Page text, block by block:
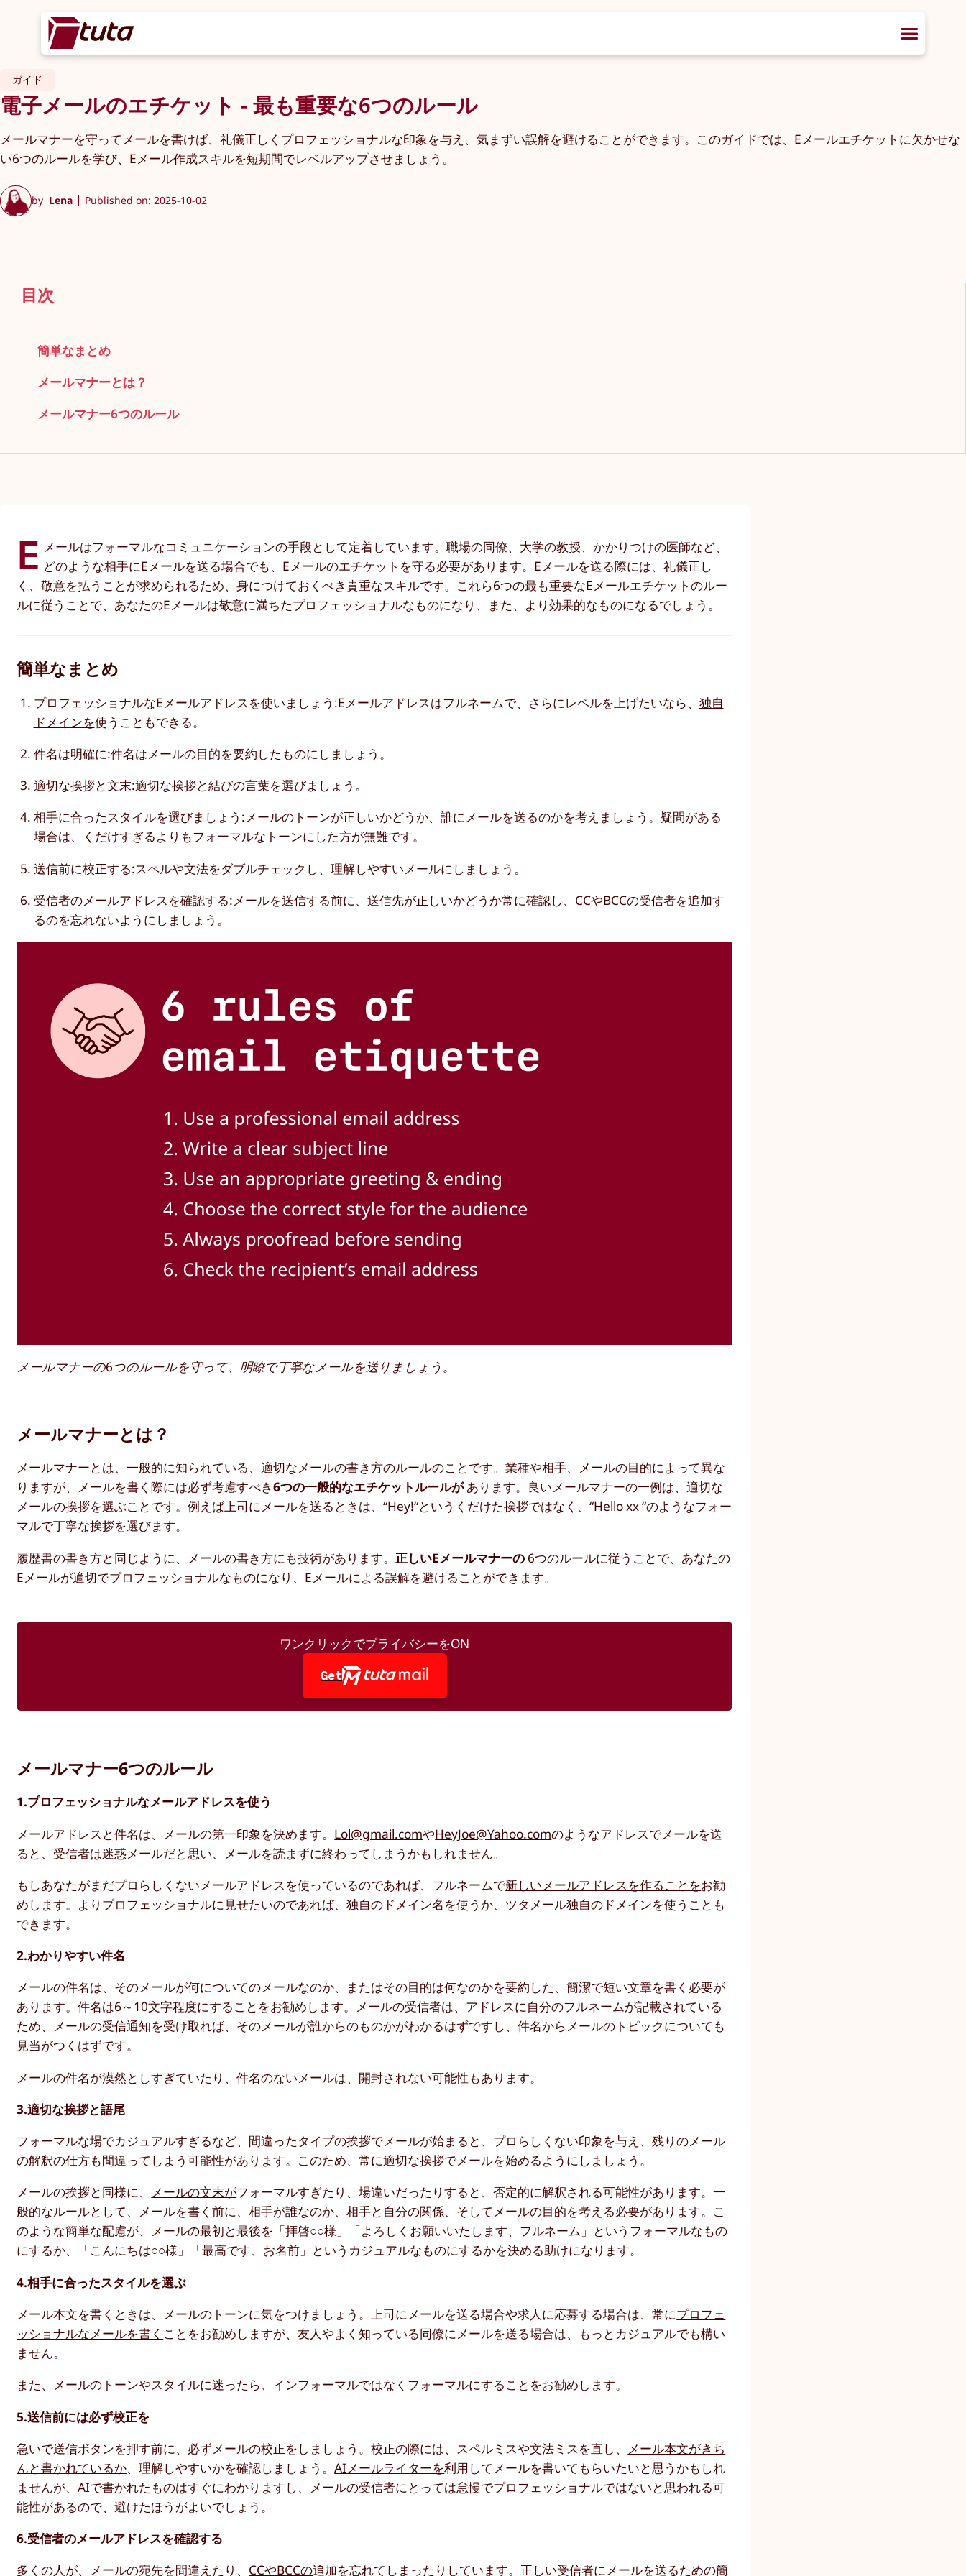
ガイド
電子メールのエチケット - 最も重要な6つのルール
メールマナーを守ってメールを書けば、礼儀正しくプロフェッショナルな印象を与え、気まずい誤解を避けることができます。このガイドでは、Eメールエチケットに欠かせな
い6つのルールを学び、Eメール作成スキルを短期間でレベルアップさせましょう。
by Lena Published on: 2025-10-02
目次
簡単なまとめ
メールマナーとは？
メールマナー6つのルール
E メールはフォーマルなコミュニケーションの手段として定着しています。職場の同僚、大学の教授、かかりつけの医師など、
どのような相手にEメールを送る場合でも、Eメールのエチケットを守る必要があります。Eメールを送る際には、礼儀正し
く、敬意を払うことが求められるため、身につけておくべき貴重なスキルです。これら6つの最も重要なEメールエチケットのルー
ルに従うことで、あなたのEメールは敬意に満ちたプロフェッショナルなものになり、また、より効果的なものになるでしょう。
簡単なまとめ
プロフェッショナルなEメールアドレスを使いましょう:Eメールアドレスはフルネームで、さらにレベルを上げたいなら、 独自
ドメインを使うこともできる。
件名は明確に:件名はメールの目的を要約したものにしましょう。
適切な挨拶と文末:適切な挨拶と結びの言葉を選びましょう。
相手に合ったスタイルを選びましょう:メールのトーンが正しいかどうか、誰にメールを送るのかを考えましょう。疑問がある
場合は、くだけすぎるよりもフォーマルなトーンにした方が無難です。
送信前に校正する:スペルや文法をダブルチェックし、理解しやすいメールにしましょう。
受信者のメールアドレスを確認する:メールを送信する前に、送信先が正しいかどうか常に確認し、CCやBCCの受信者を追加す
るのを忘れないようにしましょう。
メールマナーの6つのルールを守って、明瞭で丁寧なメールを送りましょう。
メールマナーとは？
メールマナーとは、一般的に知られている、適切なメールの書き方のルールのことです。業種や相手、メールの目的によって異な
りますが、メールを書く際には必ず考慮すべき6つの一般的なエチケットルールがあります。良いメールマナーの一例は、適切な
メールの挨拶を選ぶことです。例えば上司にメールを送るときは、“Hey!“というくだけた挨拶ではなく、“Hello xx “のようなフォー
マルで丁寧な挨拶を選びます。
履歴書の書き方と同じように、メールの書き方にも技術があります。 正しいEメールマナーの 6つのルールに従うことで、あなたの
Eメールが適切でプロフェッショナルなものになり、Eメールによる誤解を避けることができます。
ワンクリックでプライバシーをON
Get
メールマナー6つのルール
1.プロフェッショナルなメールアドレスを使う
メールアドレスと件名は、メールの第一印象を決めます。 Lol@gmail.comやHeyJoe@Yahoo.comのようなアドレスでメールを送
ると、受信者は迷惑メールだと思い、メールを読まずに終わってしまうかもしれません。
もしあなたがまだプロらしくないメールアドレスを使っているのであれば、フルネームで新しいメールアドレスを作ることをお勧
めします。よりプロフェッショナルに見せたいのであれば、独自のドメイン名を使うか、 ツタメール独自のドメインを使うことも
できます。
2.わかりやすい件名
メールの件名は、そのメールが何についてのメールなのか、またはその目的は何なのかを要約した、簡潔で短い文章を書く必要が
あります。件名は6～10文字程度にすることをお勧めします。メールの受信者は、アドレスに自分のフルネームが記載されている
ため、メールの受信通知を受け取れば、そのメールが誰からのものかがわかるはずですし、件名からメールのトピックについても
見当がつくはずです。
メールの件名が漠然としすぎていたり、件名のないメールは、開封されない可能性もあります。
3.適切な挨拶と語尾
フォーマルな場でカジュアルすぎるなど、間違ったタイプの挨拶でメールが始まると、プロらしくない印象を与え、残りのメール
の解釈の仕方も間違ってしまう可能性があります。このため、常に適切な挨拶でメールを始めるようにしましょう。
メールの挨拶と同様に、 メールの文末がフォーマルすぎたり、場違いだったりすると、否定的に解釈される可能性があります。一
般的なルールとして、メールを書く前に、相手が誰なのか、相手と自分の関係、そしてメールの目的を考える必要があります。こ
のような簡単な配慮が、メールの最初と最後を「拝啓○○様」「よろしくお願いいたします、フルネーム」というフォーマルなもの
にするか、「こんにちは○○様」「最高です、お名前」というカジュアルなものにするかを決める助けになります。
4.相手に合ったスタイルを選ぶ
メール本文を書くときは、メールのトーンに気をつけましょう。上司にメールを送る場合や求人に応募する場合は、常にプロフェ
ッショナルなメールを書く ことをお勧めしますが、友人やよく知っている同僚にメールを送る場合は、もっとカジュアルでも構い
ません。
また、メールのトーンやスタイルに迷ったら、インフォーマルではなくフォーマルにすることをお勧めします。
5.送信前には必ず校正を
急いで送信ボタンを押す前に、必ずメールの校正をしましょう。校正の際には、スペルミスや文法ミスを直し、 メール本文がきち
んと書かれているか、理解しやすいかを確認しましょう。AIメールライターを利用してメールを書いてもらいたいと思うかもしれ
ませんが、AIで書かれたものはすぐにわかりますし、メールの受信者にとっては怠慢でプロフェッショナルではないと思われる可
能性があるので、避けたほうがよいでしょう。
6.受信者のメールアドレスを確認する
多くの人が、メールの宛先を間違えたり、 CCやBCCの追加を忘れてしまったりしています。正しい受信者にメールを送るための簡